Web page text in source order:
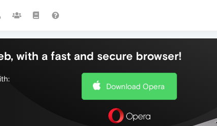
with a fast and secure browser!
Download Opera